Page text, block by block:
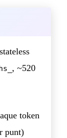
, ~520
token
punt)